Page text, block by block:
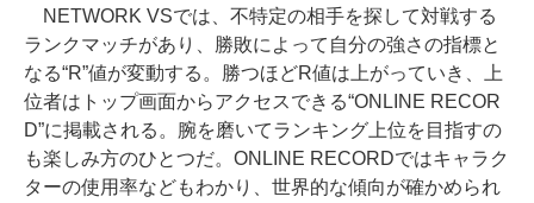
NETWORK VSでは、不特定の相手を探して対戦する
ランクマッチがあり、勝敗によって自分の強さの指標と
なる“R”値が変動する。勝つほどR値は上がっていき、上
位者はトップ画面からアクセスできる“ONLINE RECOR
D”に掲載される。腕を磨いてランキング上位を目指すの
も楽しみ方のひとつだ。ONLINE RECORDではキャラク
ターの使用率などもわかり、世界的な傾向が確かめられ